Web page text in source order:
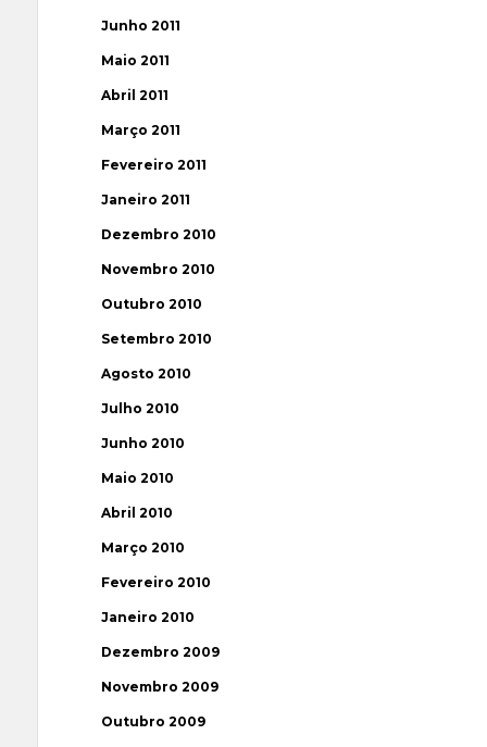
Junho 2011
Maio 2011
Abril 2011
Março 2011
Fevereiro 2011
Janeiro 2011
Dezembro 2010
Novembro 2010
Outubro 2010
Setembro 2010
Agosto 2010
Julho 2010
Junho 2010
Maio 2010
Abril 2010
Março 2010
Fevereiro 2010
Janeiro 2010
Dezembro 2009
Novembro 2009
Outubro 2009